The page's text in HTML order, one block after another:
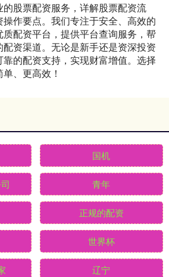
股票配资服务，详解股票配资流
作要点。我们专注于安全、高效的
配资平台，提供平台查询服务，帮
资渠道。无论是新手还是资深投资
的配资支持，实现财富增值。选择
、更高效！
国机
青年
正规的配资
世界杯
辽宁